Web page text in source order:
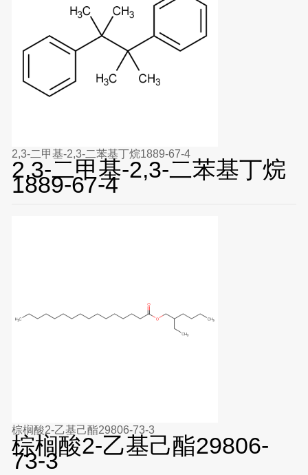
2,3-二甲基-2,3-二苯基丁烷1889-67-4
2,3-二甲基-2,3-二苯基丁烷
1889-67-4
棕榈酸2-乙基己酯29806-73-3
棕榈酸2-乙基己酯29806-
73-3